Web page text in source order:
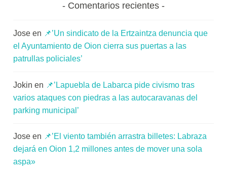
Comentarios recientes
Jose en 📌’Un sindicato de la Ertzaintza denuncia que
el Ayuntamiento de Oion cierra sus puertas a las
patrullas policiales’
Jokin en 📌’Lapuebla de Labarca pide civismo tras
varios ataques con piedras a las autocaravanas del
parking municipal’
Jose en 📌’El viento también arrastra billetes: Labraza
dejará en Oion 1,2 millones antes de mover una sola
aspa»